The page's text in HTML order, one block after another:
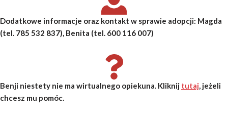
Dodatkowe informacje oraz kontakt w sprawie adopcji: Magda
(tel. 785 532 837), Benita (tel. 600 116 007)
Benji niestety nie ma wirtualnego opiekuna. Kliknij tutaj, jeżeli
chcesz mu pomóc.